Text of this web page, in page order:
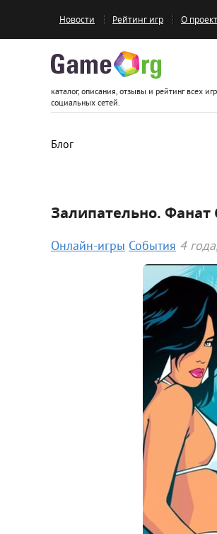
Новости Рейтинг игр О
каталог, описания, отзывы и рейтинг всех
социальных сетей.
Блог
Залипательно. Фанат
Онлайн-игры События 4